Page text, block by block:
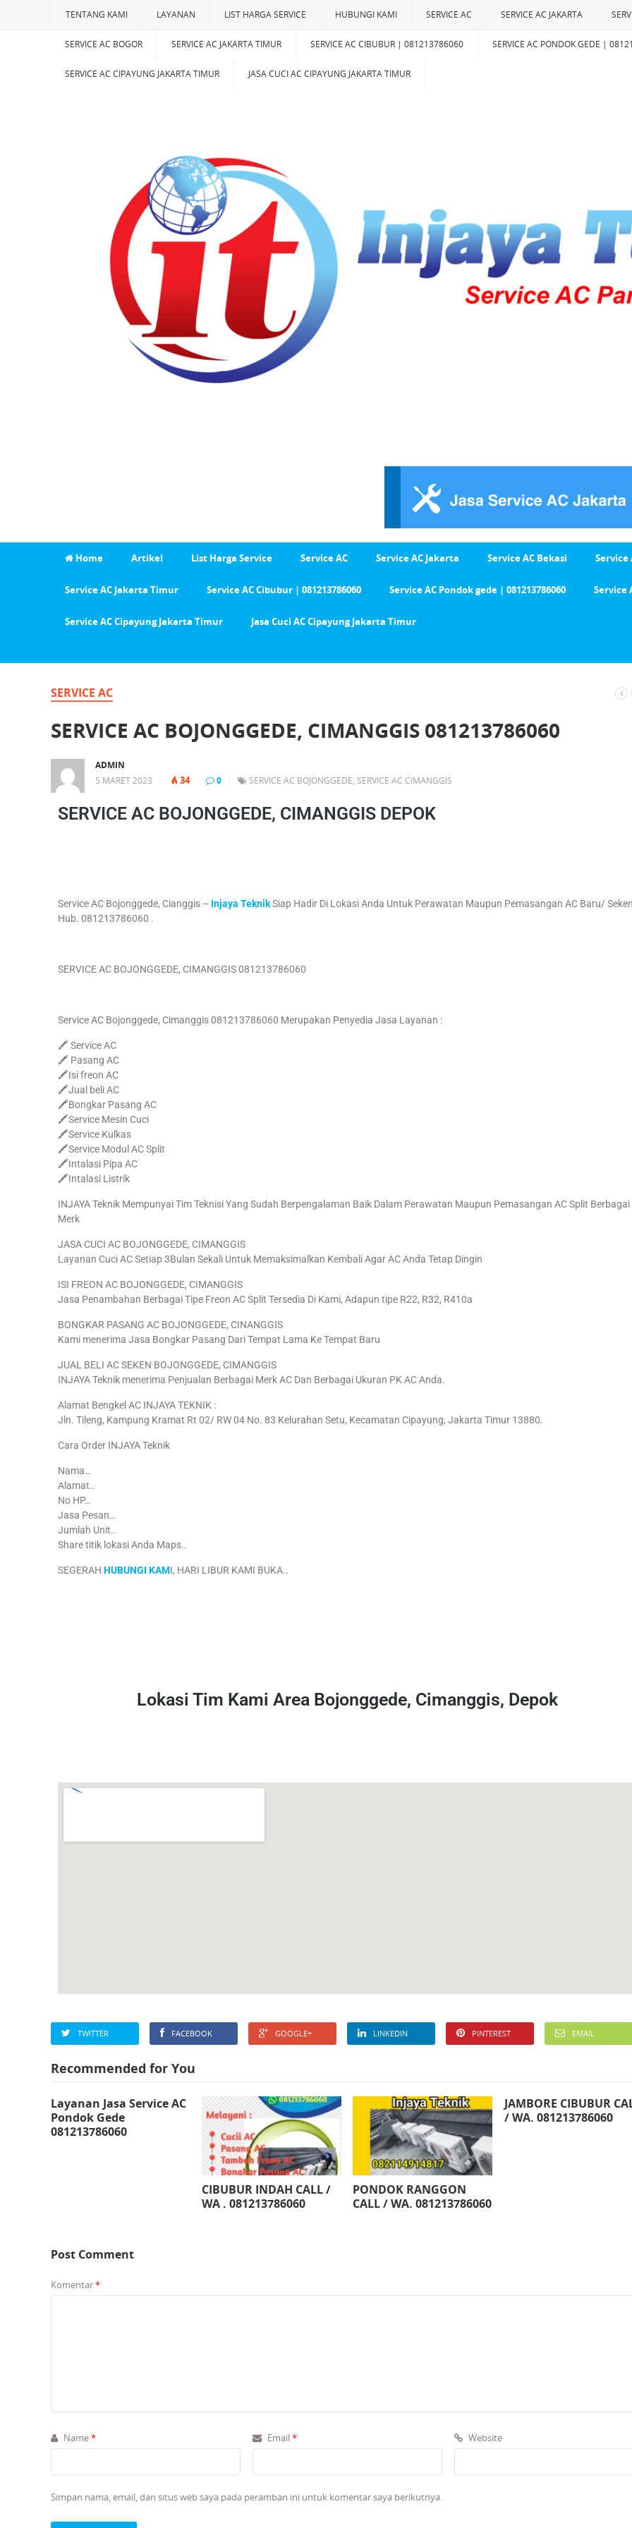
TENTANG KAMI LAYANAN LIST HARGA SERVICE HUBUNGI KAMI SERVICE AC SERVICE AC JAKARTA
SERVICE AC BOGOR SERVICE AC JAKARTA TIMUR SERVICE AC CIBUBUR | 081213786060 SERVICE AC PONDOK GEDE |
SERVICE AC CIPAYUNG JAKARTA TIMUR JASA CUCI AC CIPAYUNG JAKARTA TIMUR
Home Artikel List Harga Service Service AC Service AC Jakarta Service AC Bekasi Service
Service AC Jakarta Timur Service AC Cibubur | 081213786060 Service AC Pondok gede | 081213786060 Service
Service AC Cipayung Jakarta Timur Jasa Cuci AC Cipayung Jakarta Timur
SERVICE AC
SERVICE AC BOJONGGEDE, CIMANGGIS 081213786060
ADMIN
5 MARET 2023
34 0 SERVICE AC BOJONGGEDE, SERVICE AC CIMANGGIS
SERVICE AC BOJONGGEDE, CIMANGGIS DEPOK
Service AC Bojonggede, Cianggis – Injaya TeknikSiap Hadir Di Lokasi Anda Untuk Perawatan Maupun Pemasangan AC Baru/
Hub. 081213786060 .
SERVICE AC BOJONGGEDE, CIMANGGIS 081213786060
Service AC Bojonggede, Cimanggis 081213786060 Merupakan Penyedia Jasa Layanan :
🖍 Service AC
🖍 Pasang AC
🖍Isi freon AC
🖍Jual beli AC
🖍Bongkar Pasang AC
🖍Service Mesin Cuci
🖍Service Kulkas
🖍Service Modul AC Split
🖍Intalasi Pipa AC
🖍Intalasi Listrik
INJAYA Teknik Mempunyai Tim Teknisi Yang Sudah Berpengalaman Baik Dalam Perawatan Maupun Pemasangan AC Split Berbagai
Merk
JASA CUCI AC BOJONGGEDE, CIMANGGIS
Layanan Cuci AC Setiap 3Bulan Sekali Untuk Memaksimalkan Kembali Agar AC Anda Tetap Dingin
ISI FREON AC BOJONGGEDE, CIMANGGIS
Jasa Penambahan Berbagai Tipe Freon AC Split Tersedia Di Kami, Adapun tipe R22, R32, R410a
BONGKAR PASANG AC BOJONGGEDE, CINANGGIS
Kami menerima Jasa Bongkar Pasang Dari Tempat Lama Ke Tempat Baru
JUAL BELI AC SEKEN BOJONGGEDE, CIMANGGIS
INJAYA Teknik menerima Penjualan Berbagai Merk AC Dan Berbagai Ukuran PK AC Anda.
Alamat Bengkel AC INJAYA TEKNIK :
Jln. Tileng, Kampung Kramat Rt 02/ RW 04 No. 83 Kelurahan Setu, Kecamatan Cipayung, Jakarta Timur 13880.
Cara Order INJAYA Teknik
Nama…
Alamat..
No HP…
Jasa Pesan…
Jumlah Unit..
Share titik lokasi Anda Maps..
SEGERAH HUBUNGI KAMI, HARI LIBUR KAMI BUKA..
Lokasi Tim Kami Area Bojonggede, Cimanggis, Depok
TWITTER FACEBOOK GOOGLE+ LINKEDIN PINTEREST EMAIL
Recommended for You
Layanan Jasa Service AC
Pondok Gede
081213786060
CIBUBUR INDAH CALL /
WA . 081213786060
PONDOK RANGGON
CALL / WA. 081213786060
JAMBORE CIBUBUR
/ WA. 081213786060
Post Comment
Komentar*
Name* Email * Website
Simpan nama, email, dan situs web saya pada peramban ini untuk komentar saya berikutnya.